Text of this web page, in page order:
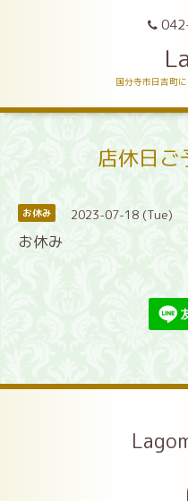
国分寺市日吉町
店休日ご
お休み 2023-07-18 (Tue)
お休み